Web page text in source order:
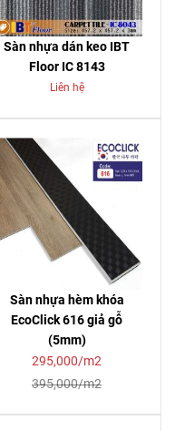
Sàn nhựa dán keo IBT
Floor IC 8143
Liên hệ
Sàn nhựa hèm khóa
EcoClick 616 giả gỗ
(5mm)
295,000/m2
395,000/m2